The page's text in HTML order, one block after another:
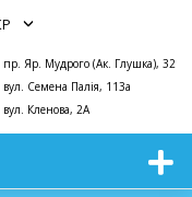
пр. Яр. Мудрого (Ак. Глушка), 32
вул. Семена Палія, 113а
вул. Кленова, 2А